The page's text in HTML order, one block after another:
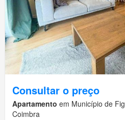
Consultar o preço
Apartamento em Município de
Coimbra